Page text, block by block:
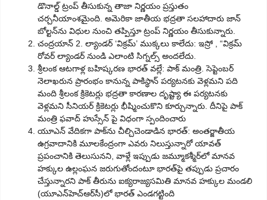
డొనాల్డ్ ట్రంప్ తీసుకున్న తాజా నిర్ణయం ప్రస్తుతం
చర్చనీయాంశమైంది. అమెరికా జాతీయ భద్రతా సలహాదారు జాన్
బోల్టన్‌ను విధుల నుంచి తప్పిస్తూ ట్రంప్ నిర్ణయం తీసుకున్నారు.
చంద్రయాన్ 2. ల్యాండర్ ‘విక్రమ్‌’ ముక్కలు కాలేదు: ఇస్రో , “విక్రమ్
రోవర్ ల్యాండర్ నుండి ఎలాంటి సిగ్నల్స్ అందలేదు.
శ్రీలంక ఆటగాళ్ల బహిష్కరణ భారత్ వల్లే: పాక్ మంత్రి. సెప్టెంబర్
నెలాఖరున ప్రారంభం కానున్న పాకిస్థాన్ పర్యటనకు వెళ్లమని పది
మంది శ్రీలంక క్రికెటర్లు భద్రతా కారణాల దృష్ట్యా ఈ పర్యటనకు
వెళ్లమని సీనియర్ క్రికెటర్లు భీష్మించుకొని కూర్చున్నారు. దీనిపై పాక్
మంత్రి ఫవాద్ హుస్సేన్ పై విధంగా స్పందించారు
యూఎన్ వేదికగా పాక్‌ను చీల్చిచెండాడిన భారత్: అంతర్జాతీయ
ఉగ్రవాదానికి మూలకేంద్రంగా ఎవరు నిలుస్తున్నారో యావత్
ప్రపంచానికి తెలుసునని, వాళ్లే ఇప్పుడు జమ్మూకశ్మీర్‌లో మానవ
హక్కుల ఉల్లంఘన జరుగుతోందంటూ భారత్‌పై తప్పుడు ప్రచారం
చేస్తున్నారని పాక్ తీరును ఐక్యరాజ్యసమితి మానవ హక్కుల మండలి
(యూఎన్‌హెచ్‌ఆర్‌సీ)లో భారత్ ఎండగట్టింది